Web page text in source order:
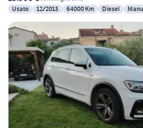
Usato
12/2013 64000 Km Diesel